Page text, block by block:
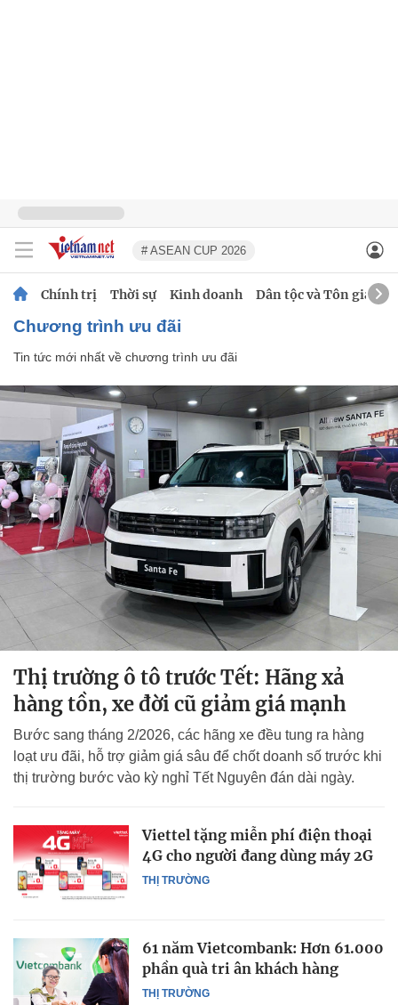
# ASEAN CUP 2026
Chính trị Thời sự Kinh doanh Dân tộc và Tôn giáo
chương trình ưu đãi
Tin tức mới nhất về chương trình ưu đãi
Thị trường ô tô trước Tết: Hãng xả
hàng tồn, xe đời cũ giảm giá mạnh
Bước sang tháng 2/2026, các hãng xe đều tung ra hàng
loạt ưu đãi, hỗ trợ giảm giá sâu để chốt doanh số trước khi
thị trường bước vào kỳ nghỉ Tết Nguyên đán dài ngày.
THỊ TRƯỜNG
Viettel tặng miễn phí điện thoại
4G cho người đang dùng máy 2G
THỊ TRƯỜNG
61 năm Vietcombank: Hơn 61.000
phần quà tri ân khách hàng